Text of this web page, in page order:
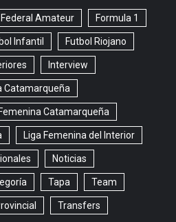
Federal Amateur Formula 1
Infantil Futbol Riojano
Interview
Catamarqueña
Catamarqueña
Liga Femenina del Interior
Noticias
Tapa Team
Transfers